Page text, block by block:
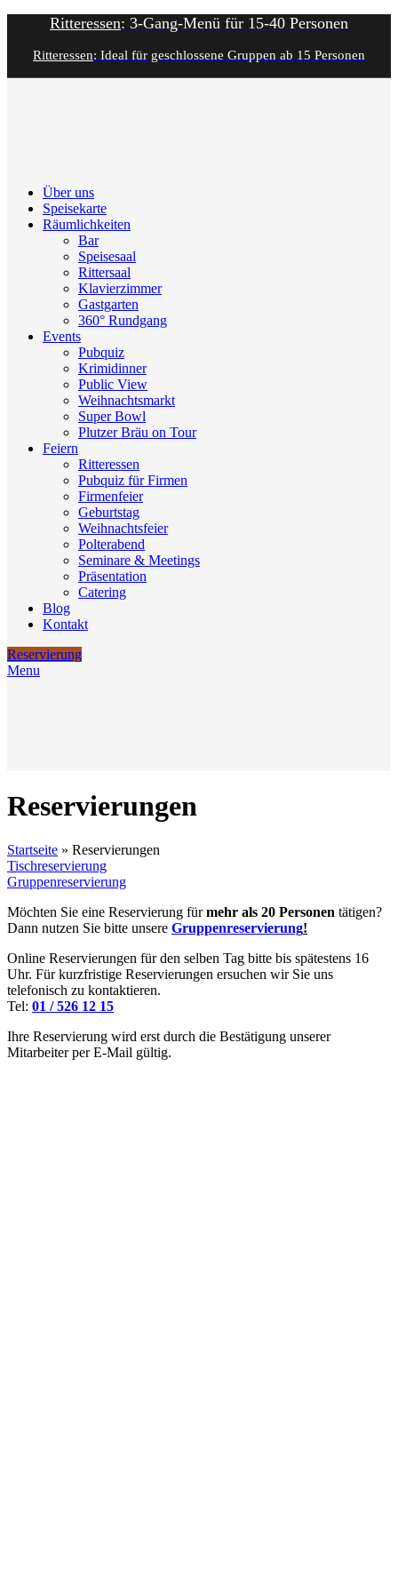
Ritteressen: 3-Gang-Menü für 15-40 Personen
Ritteressen: Ideal für geschlossene Gruppen ab 15 Personen
Über uns
Speisekarte
Räumlichkeiten
Bar
Speisesaal
Rittersaal
Klavierzimmer
Gastgarten
360° Rundgang
Events
Pubquiz
Krimidinner
Public View
Weihnachtsmarkt
Super Bowl
Plutzer Bräu on Tour
Feiern
Ritteressen
Pubquiz für Firmen
Firmenfeier
Geburtstag
Weihnachtsfeier
Polterabend
Seminare & Meetings
Präsentation
Catering
Blog
Kontakt
Reservierung
Menu
Reservierungen
Startseite » Reservierungen
Tischreservierung
Gruppenreservierung
Möchten Sie eine Reservierung fürmehr als 20 Personen tätigen?
Dann nutzen Sie bitte unsere Gruppenreservierung!
Online Reservierungen für den selben Tag bitte bis spätestens 16
Uhr. Für kurzfristige Reservierungen ersuchen wir Sie uns
telefonisch zu kontaktieren.
Tel: 01 / 526 12 15
Ihre Reservierung wird erst durch die Bestätigung unserer
Mitarbeiter per E-Mail gültig.